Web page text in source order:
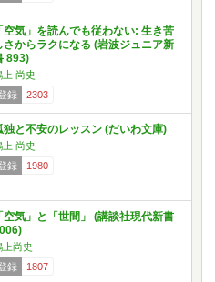
「空気」を読んでも従わない: 生き苦
さからラクになる (岩波ジュニア新
893)
上 尚史
録
2303
独と不安のレッスン (だいわ文庫)
上 尚史
録
1980
「空気」と「世間」 (講談社現代新書
上尚史
録
1807